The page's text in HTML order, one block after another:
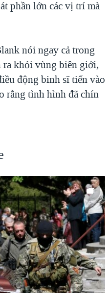
phần lớn các vị trí mà
nói ngay cả trong
ra khỏi vùng biên giới,
động binh sĩ tiến vào
rằng tình hình đã chín